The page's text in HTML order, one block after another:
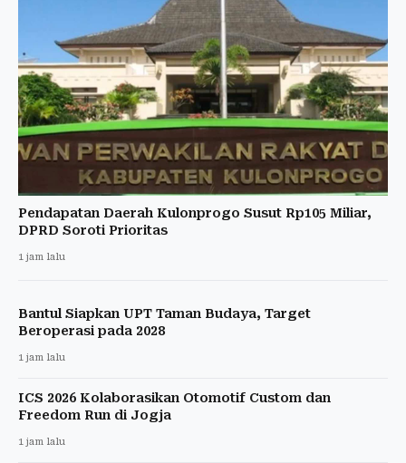
Pendapatan Daerah Kulonprogo Susut Rp105 Miliar,
DPRD Soroti Prioritas
1 jam lalu
Bantul Siapkan UPT Taman Budaya, Target
Beroperasi pada 2028
1 jam lalu
ICS 2026 Kolaborasikan Otomotif Custom dan
Freedom Run di Jogja
1 jam lalu